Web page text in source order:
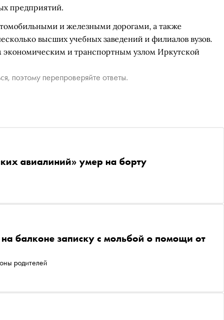
предприятий.
и железными дорогами, а также
высших учебных заведений и филиалов вузов.
экономическим и транспортным узлом Иркутской
поэтому перепроверяйте ответы.
авиалиний» умер на борту
балконе записку с мольбой о помощи от
родителей